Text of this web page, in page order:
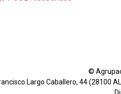
©
Largo Caballero, 44 (28100